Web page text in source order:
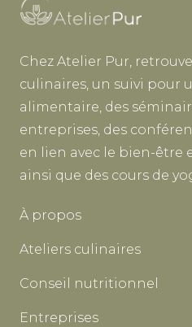
Chez Atelier Pur,
culinaires, un suivi pour
alimentaire, des
entreprises, des
en lien avec le bien-être
ainsi que des cours de
À propos
Ateliers culinaires
Conseil nutritionnel
Entreprises